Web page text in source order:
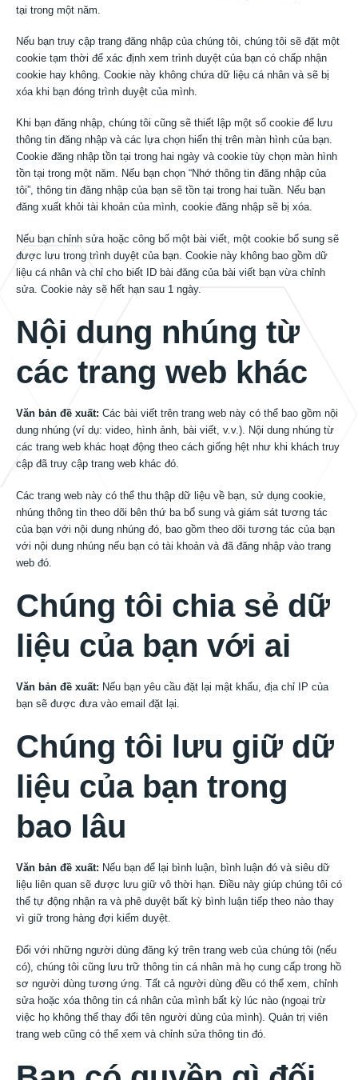
Tin tức
Sự kiện
Liên lạc
VI
tại trong một năm.
Nếu bạn truy cập trang đăng nhập của chúng tôi, chúng tôi sẽ đặt một
cookie tạm thời để xác định xem trình duyệt của bạn có chấp nhận
cookie hay không. Cookie này không chứa dữ liệu cá nhân và sẽ bị
xóa khi bạn đóng trình duyệt của mình.
Khi bạn đăng nhập, chúng tôi cũng sẽ thiết lập một số cookie để lưu
thông tin đăng nhập và các lựa chọn hiển thị trên màn hình của bạn.
Cookie đăng nhập tồn tại trong hai ngày và cookie tùy chọn màn hình
tồn tại trong một năm. Nếu bạn chọn “Nhớ thông tin đăng nhập của
tôi”, thông tin đăng nhập của bạn sẽ tồn tại trong hai tuần. Nếu bạn
đăng xuất khỏi tài khoản của mình, cookie đăng nhập sẽ bị xóa.
Nếu bạn chỉnh sửa hoặc công bố một bài viết, một cookie bổ sung sẽ
được lưu trong trình duyệt của bạn. Cookie này không bao gồm dữ
liệu cá nhân và chỉ cho biết ID bài đăng của bài viết bạn vừa chỉnh
sửa. Cookie này sẽ hết hạn sau 1 ngày.
Nội dung nhúng từ
các trang web khác
Văn bản đề xuất: Các bài viết trên trang web này có thể bao gồm nội
dung nhúng (ví dụ: video, hình ảnh, bài viết, v.v.). Nội dung nhúng từ
các trang web khác hoạt động theo cách giống hệt như khi khách truy
cập đã truy cập trang web khác đó.
Các trang web này có thể thu thập dữ liệu về bạn, sử dụng cookie,
nhúng thông tin theo dõi bên thứ ba bổ sung và giám sát tương tác
của bạn với nội dung nhúng đó, bao gồm theo dõi tương tác của bạn
với nội dung nhúng nếu bạn có tài khoản và đã đăng nhập vào trang
web đó.
Chúng tôi chia sẻ dữ
liệu của bạn với ai
Văn bản đề xuất: Nếu bạn yêu cầu đặt lại mật khẩu, địa chỉ IP của
bạn sẽ được đưa vào email đặt lại.
Chúng tôi lưu giữ dữ
liệu của bạn trong
bao lâu
Văn bản đề xuất: Nếu bạn để lại bình luận, bình luận đó và siêu dữ
liệu liên quan sẽ được lưu giữ vô thời hạn. Điều này giúp chúng tôi có
thể tự động nhận ra và phê duyệt bất kỳ bình luận tiếp theo nào thay
vì giữ trong hàng đợi kiểm duyệt.
Đối với những người dùng đăng ký trên trang web của chúng tôi (nếu
có), chúng tôi cũng lưu trữ thông tin cá nhân mà họ cung cấp trong hồ
sơ người dùng tương ứng. Tất cả người dùng đều có thể xem, chỉnh
sửa hoặc xóa thông tin cá nhân của mình bất kỳ lúc nào (ngoại trừ
việc họ không thể thay đổi tên người dùng của mình). Quản trị viên
trang web cũng có thể xem và chỉnh sửa thông tin đó.